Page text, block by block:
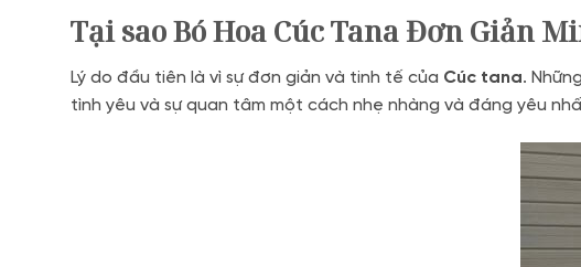
Tại sao Bó Hoa Cúc Tana Đơn Giản
Lý do đầu tiên là vì sự đơn giản và tinh tế của Cúc tana.
tình yêu và sự quan tâm một cách nhẹ nhàng và đáng yêu